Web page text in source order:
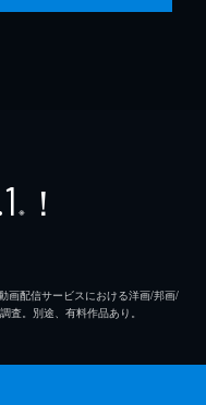
※ ！
画配信サービスにおける洋画/邦画/
査。別途、有料作品あり。